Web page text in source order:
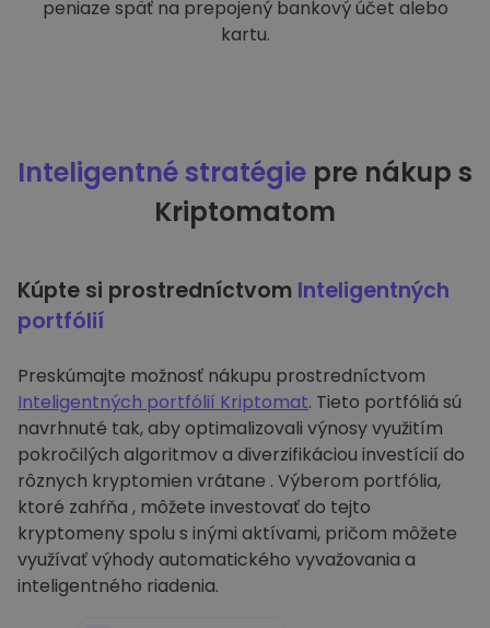
peniaze späť na prepojený bankový účet alebo
kartu.
Inteligentné stratégie pre nákup s
Kriptomatom
Kúpte si prostredníctvom Inteligentných
portfólií
Preskúmajte možnosť nákupu prostredníctvom
Inteligentných portfólií Kriptomat. Tieto portfóliá sú
navrhnuté tak, aby optimalizovali výnosy využitím
pokročilých algoritmov a diverzifikáciou investícií do
rôznych kryptomien vrátane . Výberom portfólia,
ktoré zahŕňa , môžete investovať do tejto
kryptomeny spolu s inými aktívami, pričom môžete
využívať výhody automatického vyvažovania a
inteligentného riadenia.